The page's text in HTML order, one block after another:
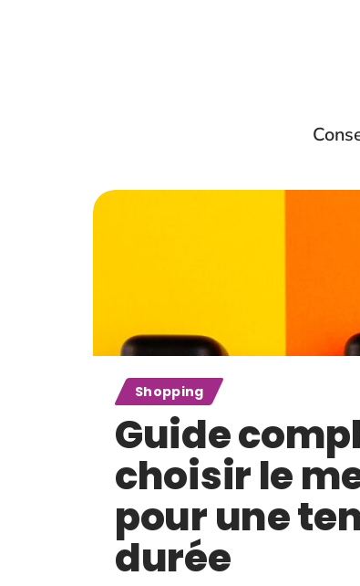
Shopping
Guide
choisir le
pour une
durée